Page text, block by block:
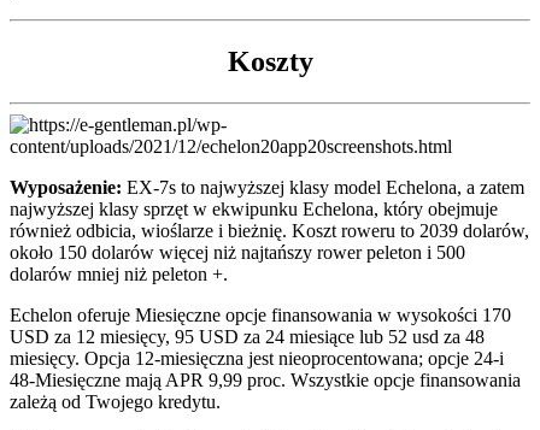
Koszty
Wyposażenie: EX-7s to najwyższej klasy model Echelona, a zatem
najwyższej klasy sprzęt w ekwipunku Echelona, który obejmuje
również odbicia, wioślarze i bieżnię. Koszt roweru to 2039 dolarów,
około 150 dolarów więcej niż najtańszy rower peleton i 500
dolarów mniej niż peleton +.
Echelon oferuje Miesięczne opcje finansowania w wysokości 170
USD za 12 miesięcy, 95 USD za 24 miesiące lub 52 usd za 48
miesięcy. Opcja 12-miesięczna jest nieoprocentowana; opcje 24-i
48-Miesięczne mają APR 9,99 proc. Wszystkie opcje finansowania
zależą od Twojego kredytu.